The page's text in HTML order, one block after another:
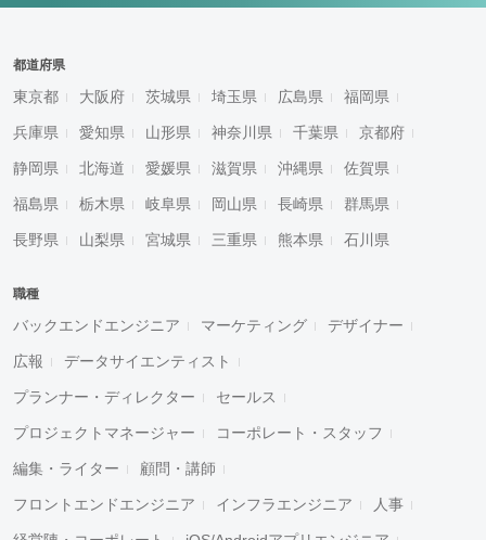
都道府県
東京都 大阪府 茨城県 埼玉県 広島県 福岡県
兵庫県 愛知県 山形県 神奈川県 千葉県 京都府
静岡県 北海道 愛媛県 滋賀県 沖縄県 佐賀県
福島県 栃木県 岐阜県 岡山県 長崎県 群馬県
長野県 山梨県 宮城県 三重県 熊本県 石川県
職種
バックエンドエンジニア マーケティング デザイナー
広報 データサイエンティスト
プランナー・ディレクター セールス
プロジェクトマネージャー コーポレート・スタッフ
編集・ライター 顧問・講師
フロントエンドエンジニア インフラエンジニア 人事